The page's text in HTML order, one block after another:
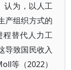
认为，以人工
产组织方式的
程替代人力工
导致国民收入
等（2022）